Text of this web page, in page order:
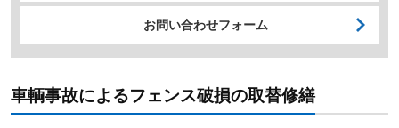
お問い合わせフォーム
車輌事故によるフェンス破損の取替修繕